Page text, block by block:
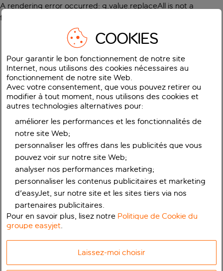
A rendering error occurred: g.value.replaceAll is not a
function
COOKIES
Pour garantir le bon fonctionnement de notre site
Internet, nous utilisons des cookies nécessaires au
fonctionnement de notre site Web.
Avec votre consentement, que vous pouvez retirer ou
modifier à tout moment, nous utilisons des cookies et
autres technologies alternatives pour:
améliorer les performances et les fonctionnalités de
notre site Web;
personnaliser les offres dans les publicités que vous
pouvez voir sur notre site Web;
analyser nos performances marketing;
personnaliser les contenus publicitaires et marketing
d'easyJet, sur notre site et les sites tiers via nos
partenaires publicitaires.
Pour en savoir plus, lisez notre Politique de Cookie du
groupe easyjet.
Laissez-moi choisir